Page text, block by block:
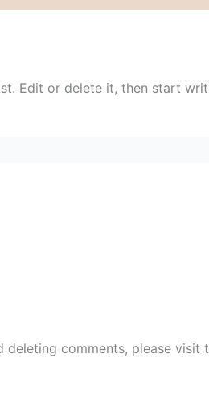
Edit or delete it, then start
comments, please visit